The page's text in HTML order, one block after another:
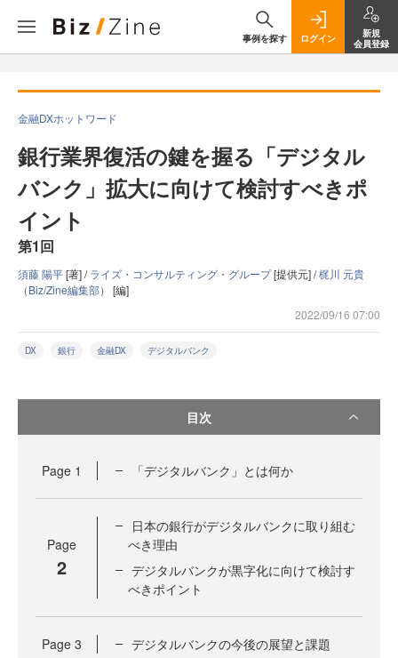
事例を探す ログイン
新規
会員登録
金融DXホットワード
銀行業界復活の鍵を握る「デジタル
バンク」拡大に向けて検討すべきポ
イント
第1回
須藤 陽平[著] /ライズ・コンサルティング・グループ[提供元] /梶川 元貴
（Biz/Zine編集部） [編]
2022/09/16 07:00
DX 銀行 金融DX デジタルバンク
目次
Page 1 「デジタルバンク」とは何か
Page
2
日本の銀行がデジタルバンクに取り組む
べき理由
デジタルバンクが黒字化に向けて検討す
べきポイント
Page 3 デジタルバンクの今後の展望と課題